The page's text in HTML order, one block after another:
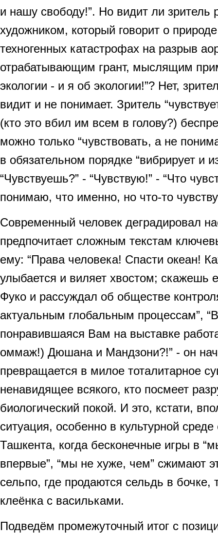
и нашу свободу!”. Но видит ли зритель
художником, который говорит о
техногенных катастрофах на разрыв
отрабатывающим грант, мыслящим
экологии - и я об экологии!”? Нет,
видит и не понимает. Зритель
(кто это вбил им всем в голову?)
можно только “чувствовать, а не
в обязательном порядке “вибрирует и
“Чувствуешь?” - “Чувствую!” - “Что
понимаю, что именно, но что-то
Современный человек деградировал
предпочитает сложным текстам
ему: “Права человека! Спасти океан!
улыбается и виляет хвостом; скажешь
Фуко и рассуждал об обществе
актуальным глобальным процессам”,
понравившаяся Вам на выставке
оммаж!) Дюшана и Мандзони?!” - он
превращается в милое тоталитарное
ненавидящее всякого, кто посмеет
биологический покой. И это, кстати,
ситуация, особенно в культурной среде
Ташкента, когда бесконечные игры в
впервые”, “мы не хуже, чем” сжимают
сельпо, где продаются сельдь в бочке,
клеёнка с васильками.
Подведём промежуточный итог с